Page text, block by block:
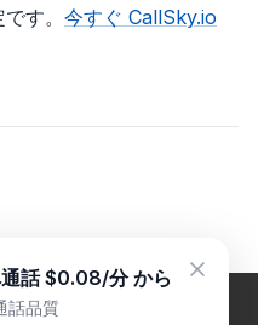
す。 今すぐ CallSky.io
話 $0.08/分 から
話品質